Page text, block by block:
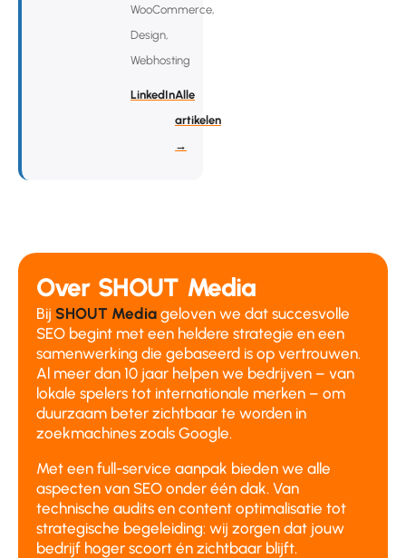
WooCommerce,
Design,
Webhosting
LinkedInAlle
artikelen
→
Over SHOUT Media
Bij SHOUT Media geloven we dat succesvolle
SEO begint met een heldere strategie en een
samenwerking die gebaseerd is op vertrouwen.
Al meer dan 10 jaar helpen we bedrijven – van
lokale spelers tot internationale merken – om
duurzaam beter zichtbaar te worden in
zoekmachines zoals Google.
Met een full-service aanpak bieden we alle
aspecten van SEO onder één dak. Van
technische audits en content optimalisatie tot
strategische begeleiding: wij zorgen dat jouw
bedrijf hoger scoort én zichtbaar blijft.